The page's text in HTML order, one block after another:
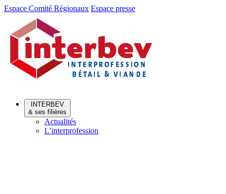
Aller
Aller
contenu
Espace Comité Régionaux Espace presse
INTERBEV
& ses filières
Actualités
L’interprofession